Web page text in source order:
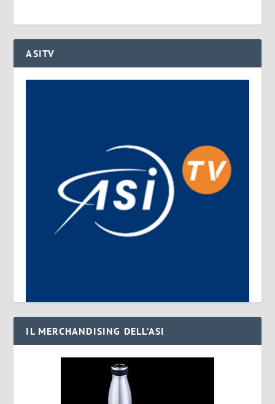
ASITV
IL MERCHANDISING DELL’ASI